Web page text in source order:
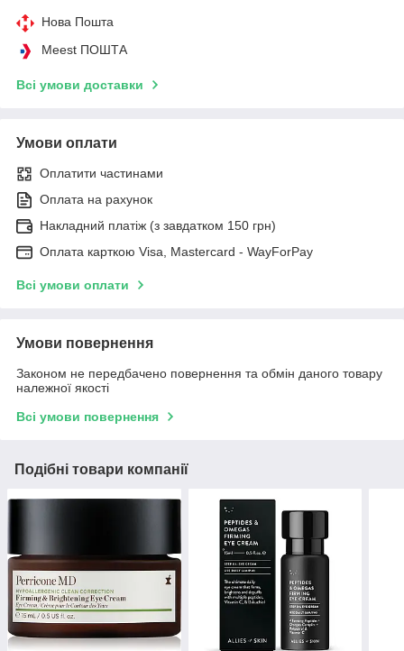
Нова Пошта
Meest ПОШТА
Всі умови доставки
Умови оплати
Оплатити частинами
Оплата на рахунок
Накладний платіж (з завдатком 150 грн)
Оплата карткою Visa, Mastercard - WayForPay
Всі умови оплати
Умови повернення
Законом не передбачено повернення та обмін даного товару
належної якості
Всі умови повернення
Подібні товари компанії